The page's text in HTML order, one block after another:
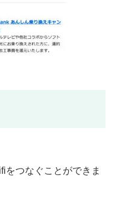
をつなぐことができま